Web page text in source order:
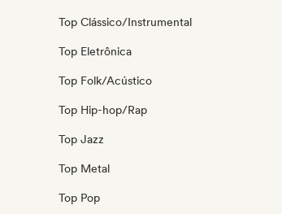
Top Clássico/Instrumental
Top Eletrônica
Top Folk/Acústico
Top Hip-hop/Rap
Top Jazz
Top Metal
Top Pop